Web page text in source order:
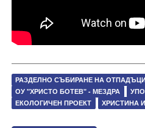
РАЗДЕЛНО СЪБИРАНЕ НА
ОУ "ХРИСТО БОТЕВ" - МЕЗДРА
ЕКОЛОГИЧЕН ПРОЕКТ
ХРИСТИНА